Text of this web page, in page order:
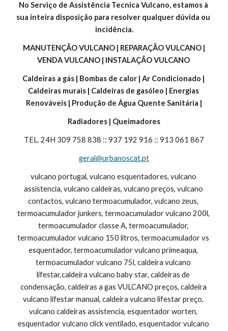
No Serviço de Assistência Tecnica Vulcano, estamos à
sua inteira disposição para resolver qualquer dúvida ou
incidência.
VENDA VULCANO | INSTALAÇÃO VULCANO
Caldeiras a gás | Bombas de calor | Ar Condicionado |
Caldeiras murais | Caldeiras de gasóleo | Energias
Renováveis | Produção de Água Quente Sanitária |
Radiadores | Queimadores
TEL. 24H 309 758 838 :: 937 192 916 :: 913 061 867
geral@urbanoscat.pt
vulcano portugal, vulcano esquentadores, vulcano
assistencia, vulcano caldeiras, vulcano preços, vulcano
contactos, vulcano termoacumulador, vulcano zeus,
termoacumulador junkers, termoacumulador vulcano 200l,
termoacumulador classe A, termoacumulador,
termoacumulador vulcano 150 litros, termoacumulador vs
esquentador, termoacumulador vulcano primeaqua,
termoacumulador vulcano 75l, caldeira vulcano
lifestar,caldeira vulcano baby star, caldeiras de
condensação, caldeiras a gas VULCANO preços, caldeira
vulcano lifestar manual, caldeira vulcano lifestar preço,
vulcano caldeiras assistencia, esquentador worten,
esquentador vulcano click ventilado, esquentador vulcano